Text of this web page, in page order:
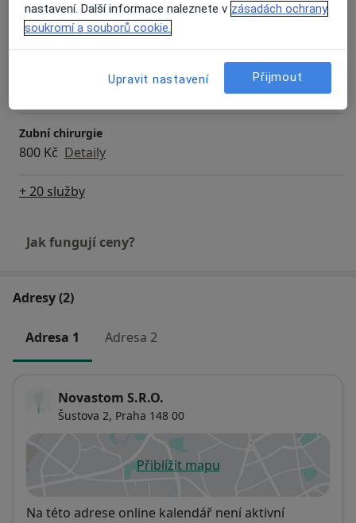
Zubní vyšetření
Od 10 Kč Detaily
Detaily
Zubní chirurgie
800 Kč Detaily
+ 20 služby
Jak fungují ceny?
Adresy (2)
Adresa 1 Adresa 2
Novastom S.R.O.
Šustova 2, Praha 148 00
Přiblížit mapuse otevře v nové záložce
Dostupnost
Na této adrese online kalendář není aktivní
nastavení. Další informace naleznete v zásadách ochrany
soukromí a souborů cookie.
Upravit nastavení Přijmout